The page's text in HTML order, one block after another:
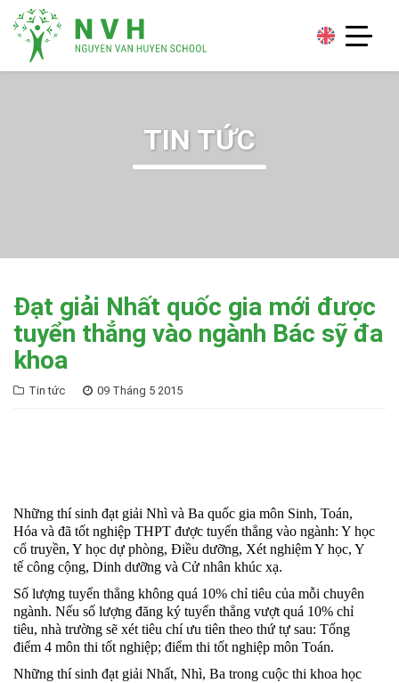
TIN TỨC
Đạt giải Nhất quốc gia mới được
tuyển thẳng vào ngành Bác sỹ đa
khoa
Tin tức 09 Tháng 5 2015
Những thí sinh đạt giải Nhì và Ba quốc gia môn Sinh, Toán,
Hóa và đã tốt nghiệp THPT được tuyển thẳng vào ngành: Y học
cổ truyền, Y học dự phòng, Điều dưỡng, Xét nghiệm Y học, Y
tế công cộng, Dinh dưỡng và Cử nhân khúc xạ.
Số lượng tuyển thẳng không quá 10% chỉ tiêu của mỗi chuyên
ngành. Nếu số lượng đăng ký tuyển thẳng vượt quá 10% chỉ
tiêu, nhà trường sẽ xét tiêu chí ưu tiên theo thứ tự sau: Tổng
điểm 4 môn thi tốt nghiệp; điểm thi tốt nghiệp môn Toán.
Những thí sinh đạt giải Nhất, Nhì, Ba trong cuộc thi khoa học